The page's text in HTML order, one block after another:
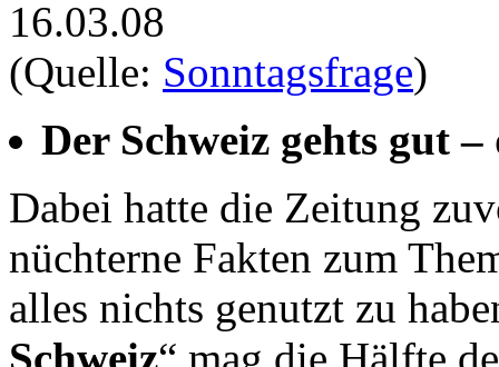
(Quelle: Sonntagsfrage)
Der Schweiz gehts gut
Dabei hatte die Zeitung
nüchterne Fakten zum
alles nichts genutzt zu
Schweiz“ mag die Hälfte